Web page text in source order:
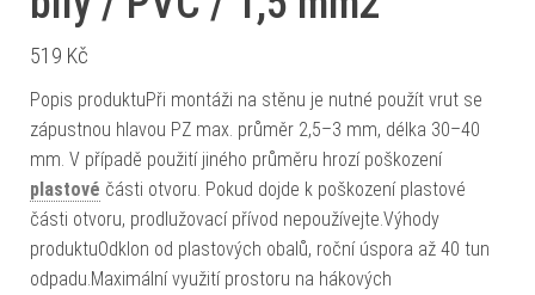
519 Kč
Popis produktuPři montáži na stěnu je nutné použít vrut se
zápustnou hlavou PZ max. průměr 2,5–3 mm, délka 30–40
mm. V případě použití jiného průměru hrozí poškození
plastové části otvoru. Pokud dojde k poškození plastové
části otvoru, prodlužovací přívod nepoužívejte.Výhody
produktuOdklon od plastových obalů, roční úspora až 40 tun
odpadu.Maximální využití prostoru na hákových